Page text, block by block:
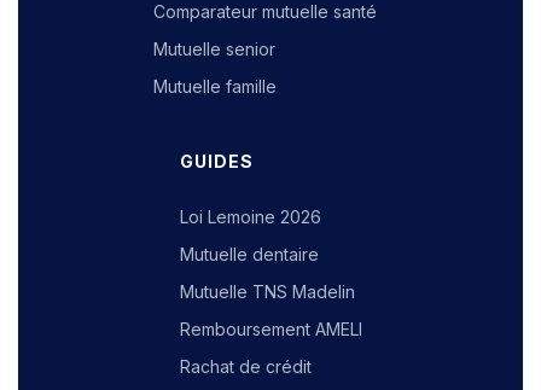
Comparateur mutuelle santé
Mutuelle senior
Mutuelle famille
GUIDES
Loi Lemoine 2026
Mutuelle dentaire
Mutuelle TNS Madelin
Remboursement AMELI
Rachat de crédit